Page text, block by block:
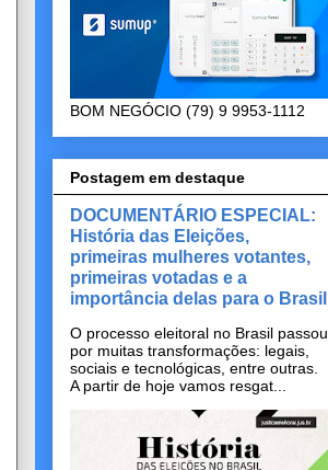
BOM NEGÓCIO (79) 9 9953-1112
Postagem em destaque
DOCUMENTÁRIO ESPECIAL:
História das Eleições,
primeiras mulheres votantes,
primeiras votadas e a
importância delas para o Brasil
O processo eleitoral no Brasil passou
por muitas transformações: legais,
sociais e tecnológicas, entre outras.
A partir de hoje vamos resgat...